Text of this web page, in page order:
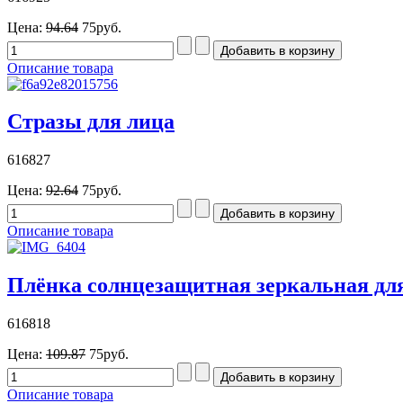
Цена: 94.64 75руб.
Описание товара
Стразы для лица
616827
Цена: 92.64 75руб.
Описание товара
Плёнка солнцезащитная зеркальная
616818
Цена: 109.87 75руб.
Описание товара